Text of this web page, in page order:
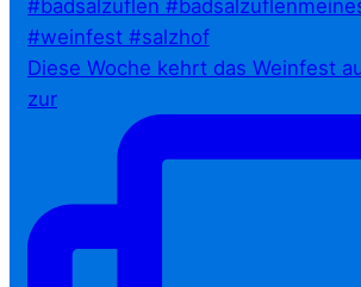
Diese Woche kehrt das Weinfest
zur